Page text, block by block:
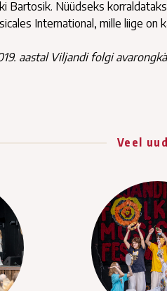
Bartosik. Nüüdseks
International, mille liige on
aastal Viljandi folgi
Veel